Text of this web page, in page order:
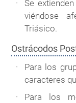
Se
viéndose
Triásico.
Ostrácodos
Para los
caracteres
Para los